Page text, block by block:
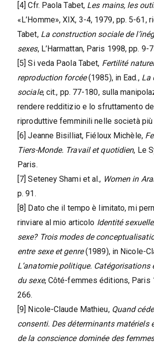
[4] Cfr. Paola Tabet, Les mains, les
«L’Homme», XIX, 3-4, 1979, pp. 5-61,
Tabet, La construction sociale de
sexes, L’Harmattan, Paris 1998, pp. 9-
[5] Si veda Paola Tabet, Fertilité
reproduction forcée(1985), in Ead., La
sociale, cit., pp. 77-180, sulla
rendere redditizio e lo sfruttamento
riproduttive femminili nelle società più
[6] Jeanne Bisilliat, Fiéloux Michèle,
Tiers-Monde. Travail et quotidien, Le
Paris.
[7] Seteney Shami et al., Women in
p. 91.
[8] Dato che il tempo è limitato, mi
rinviare al mio articolo Identité
sexe? Trois modes de
entre sexe et genre(1989), in Nicole-
L’anatomie politique. Catégorisations
du sexe, Côté-femmes éditions, Paris
266.
[9] Nicole-Claude Mathieu, Quand
consenti. Des déterminants matériels
de la conscience dominée des